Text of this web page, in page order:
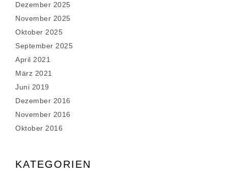
Dezember 2025
November 2025
Oktober 2025
September 2025
April 2021
März 2021
Juni 2019
Dezember 2016
November 2016
Oktober 2016
KATEGORIEN